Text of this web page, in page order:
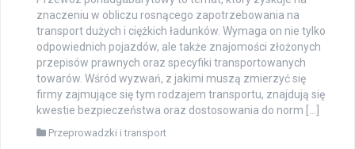
znaczeniu w obliczu rosnącego zapotrzebowania na
transport dużych i ciężkich ładunków. Wymaga on nie tylko
odpowiednich pojazdów, ale także znajomości złożonych
przepisów prawnych oraz specyfiki transportowanych
towarów. Wśród wyzwań, z jakimi muszą zmierzyć się
firmy zajmujące się tym rodzajem transportu, znajdują się
kwestie bezpieczeństwa oraz dostosowania do norm […]
Przeprowadzki i transport